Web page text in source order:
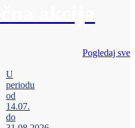
Pogledaj sve
U
periodu
od
14.07.
do